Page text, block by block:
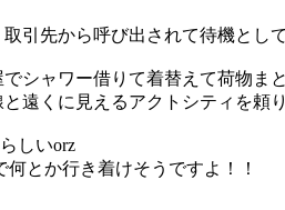
引先から呼び出されて待機とし
シャワー借りて着替えて荷物ま
遠くに見えるアクトシティを頼
しいorz
とか行き着けそうですよ！！